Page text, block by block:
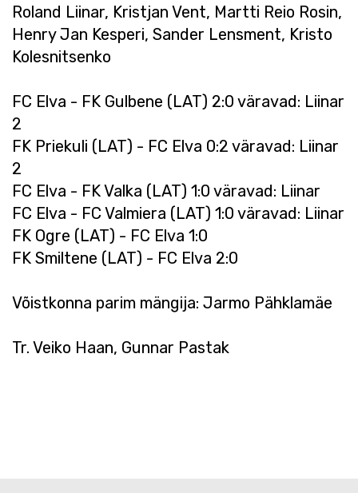
Roland Liinar, Kristjan Vent, Martti Reio Rosin,
Henry Jan Kesperi, Sander Lensment, Kristo
Kolesnitsenko
FC Elva - FK Gulbene (LAT) 2:0 väravad: Liinar
2
FK Priekuli (LAT) - FC Elva 0:2 väravad: Liinar
2
FC Elva - FK Valka (LAT) 1:0 väravad: Liinar
FC Elva - FC Valmiera (LAT) 1:0 väravad: Liinar
FK Ogre (LAT) - FC Elva 1:0
FK Smiltene (LAT) - FC Elva 2:0
Võistkonna parim mängija: Jarmo Pähklamäe
Tr. Veiko Haan, Gunnar Pastak